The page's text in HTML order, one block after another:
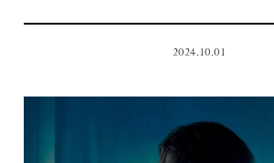
2024.10.01